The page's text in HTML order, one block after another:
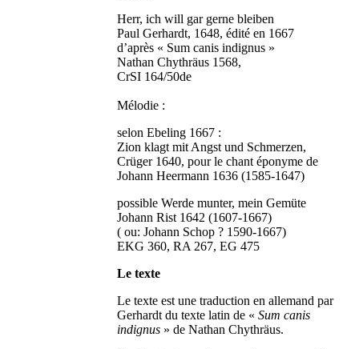
Herr, ich will gar gerne bleiben
Paul Gerhardt, 1648, édité en 1667
d’après « Sum canis indignus »
Nathan Chythräus 1568,
CrSI 164/50de
Mélodie :
selon Ebeling 1667 :
Zion klagt mit Angst und Schmerzen,
Crüger 1640, pour le chant éponyme de
Johann Heermann 1636 (1585-1647)
possible Werde munter, mein Gemüte
Johann Rist 1642 (1607-1667)
( ou: Johann Schop ? 1590-1667)
EKG 360, RA 267, EG 475
Le texte
Le texte est une traduction en allemand par
Gerhardt du texte latin de «Sum canis
indignus » de Nathan Chythräus.